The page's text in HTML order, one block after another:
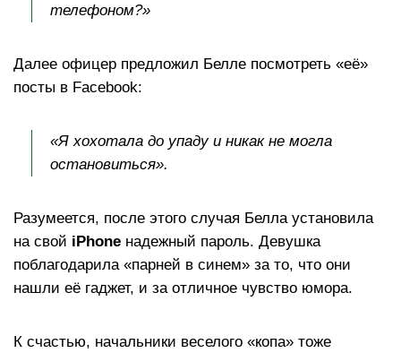
телефоном?»
Далее офицер предложил Белле посмотреть «её»
посты в Facebook:
«Я хохотала до упаду и никак не могла
остановиться».
Разумеется, после этого случая Белла установила
на свой iPhone надежный пароль. Девушка
поблагодарила «парней в синем» за то, что они
нашли её гаджет, и за отличное чувство юмора.
К счастью, начальники веселого «копа» тоже